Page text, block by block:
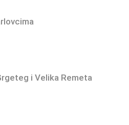
i Velika Remeta